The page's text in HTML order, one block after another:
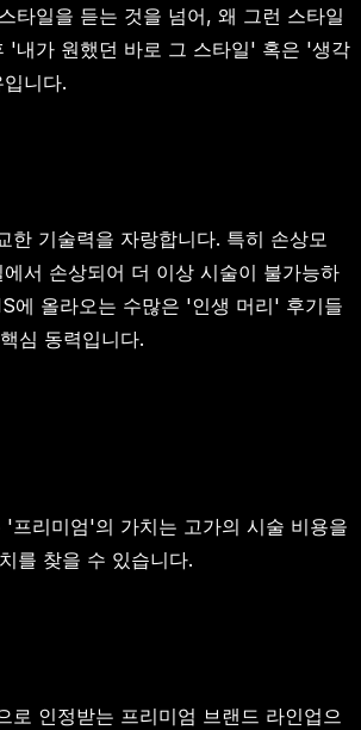
타일을 듣는 것을 넘어, 왜 그런 스타일
'내가 원했던 바로 그 스타일' 혹은 '생각
니다.
한 기술력을 자랑합니다. 특히 손상모
서 손상되어 더 이상 시술이 불가능하
에 올라오는 수많은 '인생 머리' 후기들
심 동력입니다.
프리미엄'의 가치는 고가의 시술 비용을
를 찾을 수 있습니다.
로 인정받는 프리미엄 브랜드 라인업으